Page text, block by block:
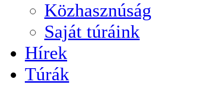
Közhasznúság
Saját túráink
Hírek
Túrák